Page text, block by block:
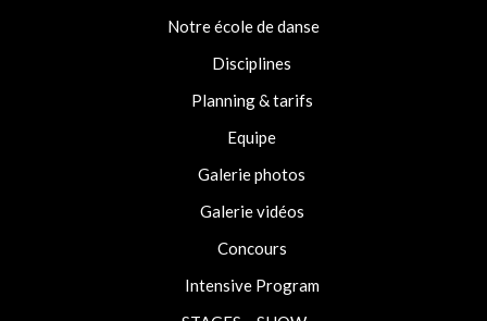
Notre école de danse
Disciplines
Planning & tarifs
Equipe
Galerie photos
Galerie vidéos
Concours
Intensive Program